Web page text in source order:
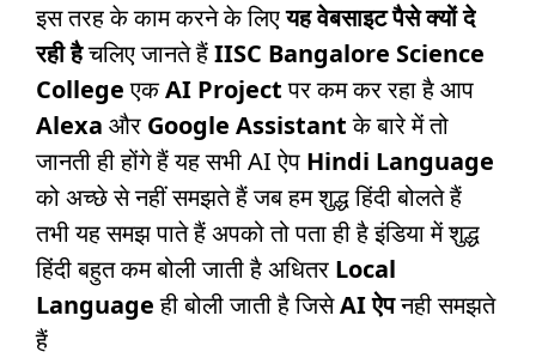
इस तरह के काम करने के लिएयह वेबसाइट पैसे क्यों दे
रही हैचलिए जानते हैंIISC Bangalore Science
CollegeएकAI Projectपर कम कर रहा है आप
Alexa और Google Assistantके बारे में तो
जानती ही होंगे हैं यह सभी AI ऐप Hindi Language
को अच्छे से नहीं समझते हैं जब हम शुद्ध हिंदी बोलते हैं
तभी यह समझ पाते हैं अपको तो पता ही है इंडिया में शुद्ध
हिंदी बहुत कम बोली जाती है अधितर Local
Languageही बोली जाती है जिसेAI ऐपनही समझते
हैं